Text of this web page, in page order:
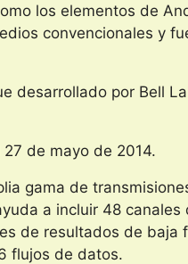
los elementos de
convencionales y
desarrollado por Bell
de mayo de 2014.
gama de
a incluir 48
de resultados de baja
flujos de datos.